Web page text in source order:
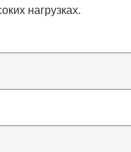
нагрузках.